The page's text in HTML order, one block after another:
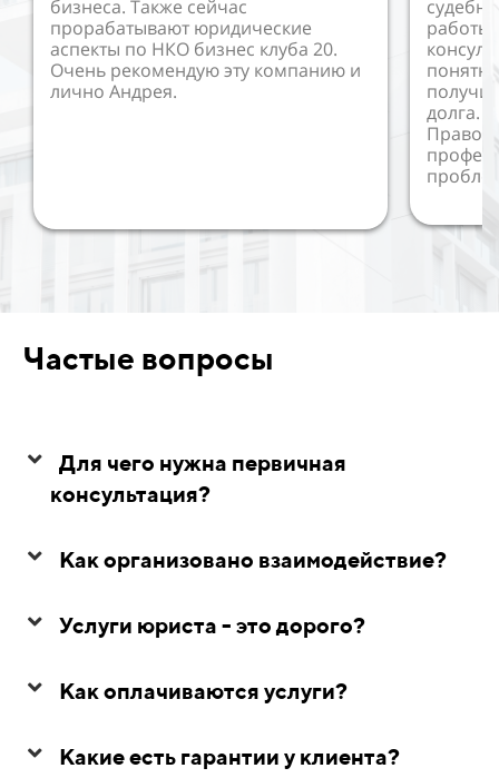
бизнеса. Также сейчас
прорабатывают юридические
аспекты по НКО бизнес клуба 20.
Очень рекомендую эту компанию и
лично Андрея.
работы
долга.
Частые вопросы
Для чего нужна первичная
консультация?
Как организовано взаимодействие?
Услуги юриста - это дорого?
Как оплачиваются услуги?
Какие есть гарантии у клиента?